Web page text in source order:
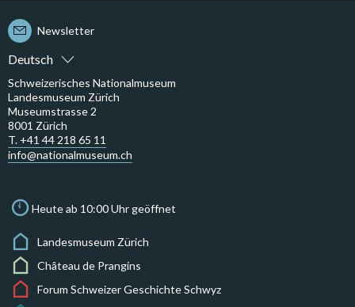
Deutsch
Newsletter
Schweizerisches Nationalmuseum
Landesmuseum Zürich
Museumstrasse 2
8001 Zürich
T. +41 44 218 65 11
info@nationalmuseum.ch
Heute ab 10:00 Uhr geöffnet
Landesmuseum Zürich
Château de Prangins
Forum Schweizer Geschichte Schwyz